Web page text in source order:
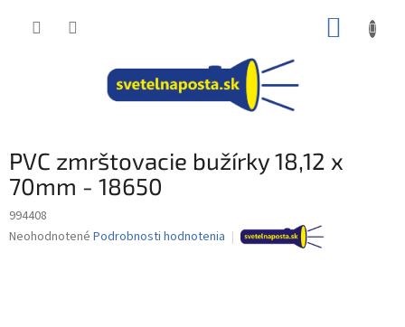
PVC zmrštovacie bužírky 18,12 x
70mm - 18650
994408
Priemerné
Neohodnotené Podrobnosti hodnotenia